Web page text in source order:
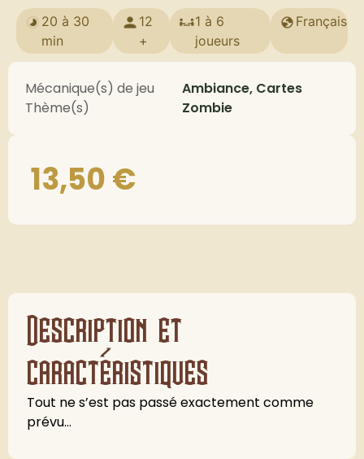
20 à 30
min
12
+
1 à 6
joueurs
Français
Mécanique(s) de jeu
Ambiance, Cartes
Thème(s)
Zombie
13,50€
Description et
caractéristiques
Tout ne s’est pas passé exactement comme
prévu…